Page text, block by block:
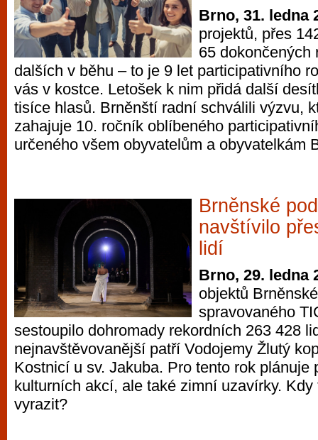
Brno, 31. ledna
projektů, přes
65 dokončených
dalších v běhu – to je 9 let participativního
vás v kostce. Letošek k nim přidá další
tisíce hlasů. Brněnští radní schválili výzvu,
zahajuje 10. ročník oblíbeného
určeného všem obyvatelům a obyvatelkám
Brněnské
navštívilo
lidí
Brno, 29. ledna
objektů
spravovaného
sestoupilo dohromady rekordních 263 428
nejnavštěvovanější patří Vodojemy Žlutý
Kostnicí u sv. Jakuba. Pro tento rok plánuje
kulturních akcí, ale také zimní uzavírky.
vyrazit?